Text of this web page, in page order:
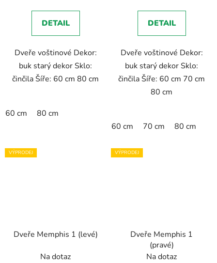
DETAIL
Dveře voštinové Dekor:
buk starý dekor Sklo:
činčila Šíře: 60 cm 80 cm
60 cm 80 cm
DETAIL
Dveře voštinové Dekor:
buk starý dekor Sklo:
činčila Šíře: 60 cm 70 cm
80 cm
60 cm 70 cm 80 cm
VÝPRODEJ
Dveře Memphis 1 (levé)
Na dotaz
VÝPRODEJ
Dveře Memphis 1
(pravé)
Na dotaz